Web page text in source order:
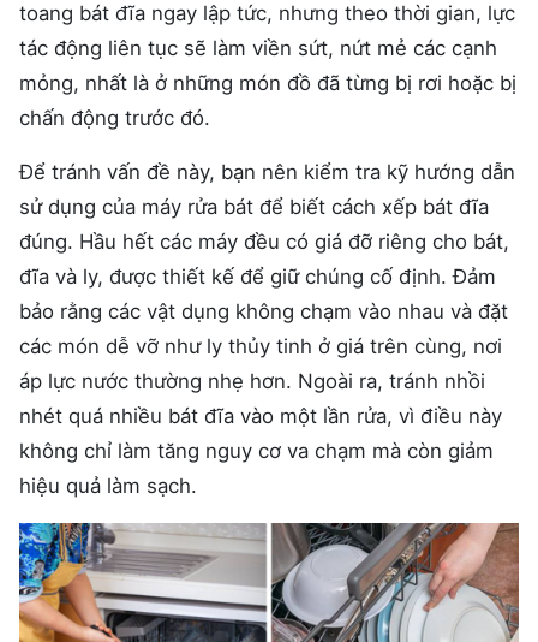
toang bát đĩa ngay lập tức, nhưng theo thời gian, lực
tác động liên tục sẽ làm viền sứt, nứt mẻ các cạnh
mỏng, nhất là ở những món đồ đã từng bị rơi hoặc bị
chấn động trước đó.
Để tránh vấn đề này, bạn nên kiểm tra kỹ hướng dẫn
sử dụng của máy rửa bát để biết cách xếp bát đĩa
đúng. Hầu hết các máy đều có giá đỡ riêng cho bát,
đĩa và ly, được thiết kế để giữ chúng cố định. Đảm
bảo rằng các vật dụng không chạm vào nhau và đặt
các món dễ vỡ như ly thủy tinh ở giá trên cùng, nơi
áp lực nước thường nhẹ hơn. Ngoài ra, tránh nhồi
nhét quá nhiều bát đĩa vào một lần rửa, vì điều này
không chỉ làm tăng nguy cơ va chạm mà còn giảm
hiệu quả làm sạch.